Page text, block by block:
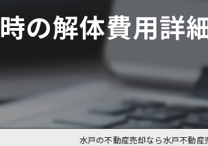
の解体費用詳
水戸の不動産売却なら水戸不動産